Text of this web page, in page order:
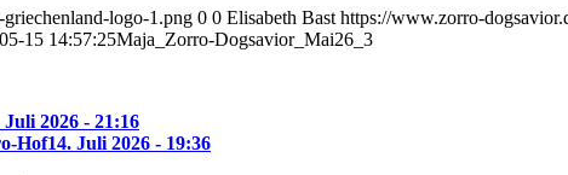
logo-1.png 0 0 Elisabeth Bast https://www.zorro-
15 14:57:25Maja_Zorro-Dogsavior_Mai26_3
Juli 2026 - 21:16
Hof14. Juli 2026 - 19:36